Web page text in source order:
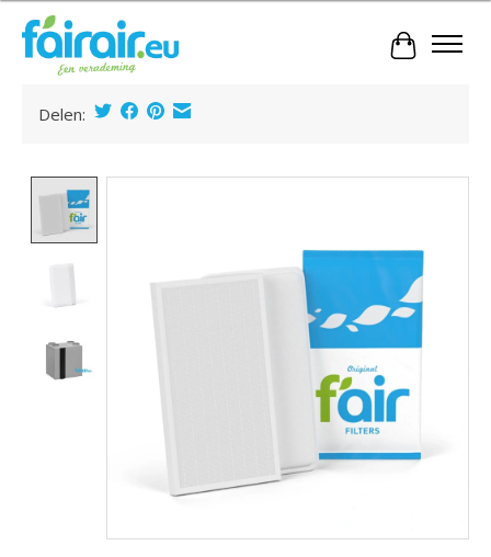
Delen: